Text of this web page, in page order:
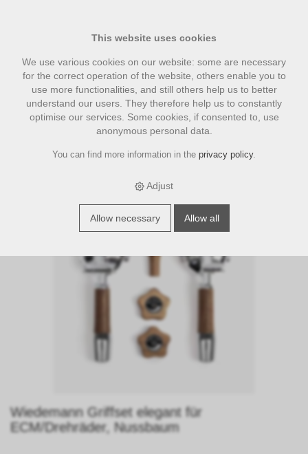
accesories › Wiedemann Holz Zubehör › Wiedemann
Wiedemann Griffset elegant für
ECM/Drehräder, Nussbaum
This website uses cookies
We use various cookies on our website: some are necessary
for the correct operation of the website, others enable you to
use more functionalities, and still others help us to better
understand our users. They therefore help us to constantly
optimise our services. Some cookies, if consented to, use
anonymous personal data.
You can find more information in the privacy policy.
Adjust
Allow necessary Allow all